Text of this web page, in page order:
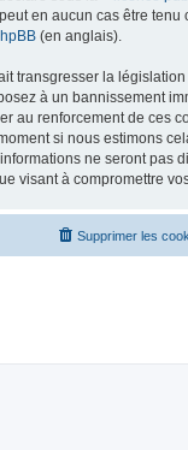
en aucun cas être tenu
(en anglais).
transgresser la
à un bannissement
au renforcement de ces
si nous estimons
ne seront pas
visant à compromettre
Supprimer les